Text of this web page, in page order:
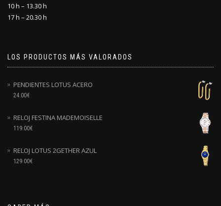
10 h – 13.30 h
17 h – 20.30 h
LOS PRODUCTOS MÁS VALORADOS
PENDIENTES LOTUS ACERO
24.00€
RELOJ FESTINA MADEMOISELLE
119.00€
RELOJ LOTUS 2GETHER AZUL
129.00€